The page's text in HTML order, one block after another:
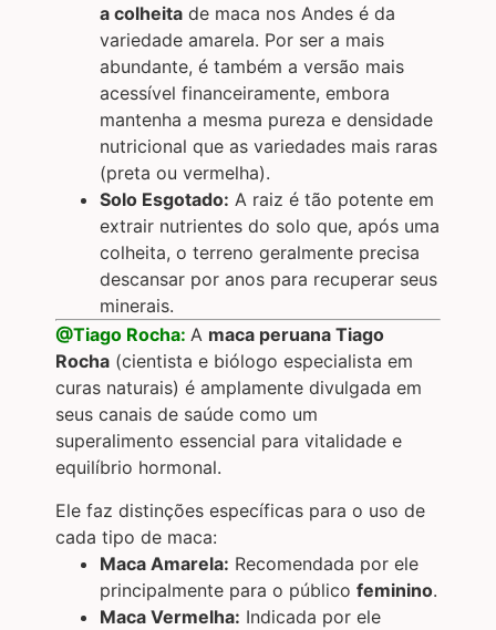
a colheita de maca nos Andes é da
variedade amarela. Por ser a mais
abundante, é também a versão mais
acessível financeiramente, embora
mantenha a mesma pureza e densidade
nutricional que as variedades mais raras
(preta ou vermelha).
Solo Esgotado: A raiz é tão potente em
extrair nutrientes do solo que, após uma
colheita, o terreno geralmente precisa
descansar por anos para recuperar seus
minerais.
@Tiago Rocha: A maca peruana Tiago
Rocha (cientista e biólogo especialista em
curas naturais) é amplamente divulgada em
seus canais de saúde como um
superalimento essencial para vitalidade e
equilíbrio hormonal.
Ele faz distinções específicas para o uso de
cada tipo de maca:
Maca Amarela: Recomendada por ele
principalmente para o público feminino.
Maca Vermelha: Indicada por ele